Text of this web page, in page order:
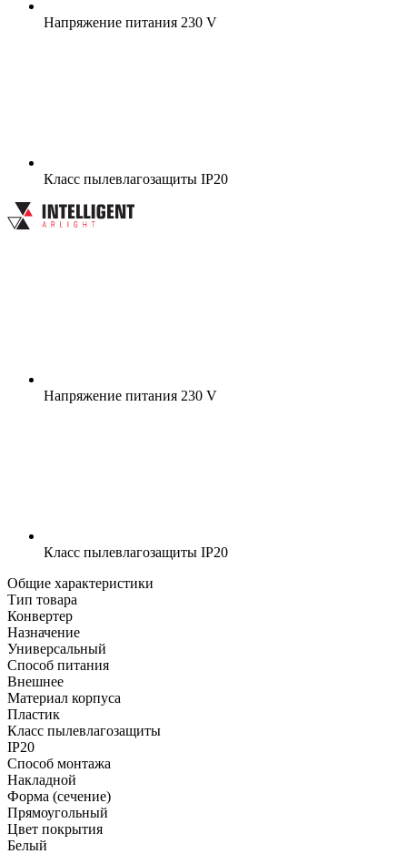
Напряжение питания 230 V
Класс пылевлагозащиты IP20
Напряжение питания 230 V
Класс пылевлагозащиты IP20
Общие характеристики
Тип товара
Конвертер
Назначение
Универсальный
Способ питания
Внешнее
Материал корпуса
Пластик
Класс пылевлагозащиты
IP20
Способ монтажа
Накладной
Форма (сечение)
Прямоугольный
Цвет покрытия
Белый